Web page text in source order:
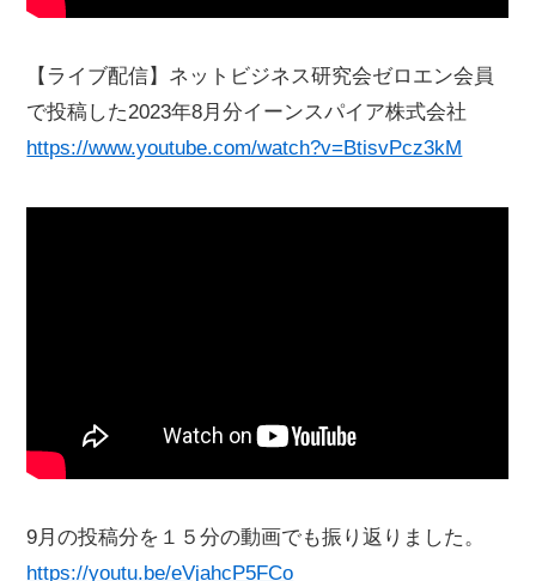
【ライブ配信】ネットビジネス研究会ゼロエン会員
で投稿した2023年8月分イーンスパイア株式会社
https://www.youtube.com/watch?v=BtisvPcz3kM
9月の投稿分を１５分の動画でも振り返りました。
https://youtu.be/eVjahcP5FCo